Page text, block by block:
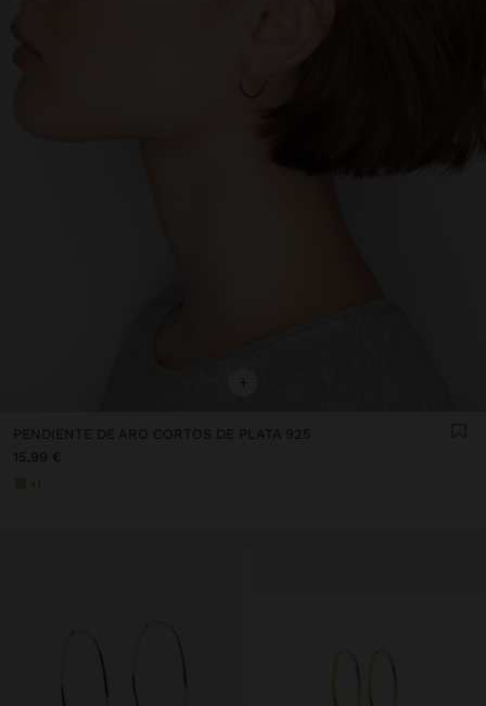
+
PENDIENTE DE ARO CORTOS DE PLATA 925
15,99 €